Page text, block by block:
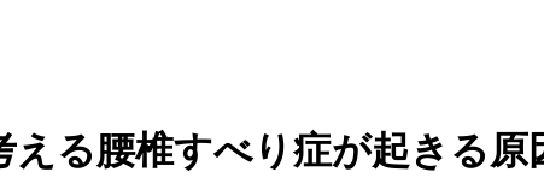
える腰椎すべり症が起きる原